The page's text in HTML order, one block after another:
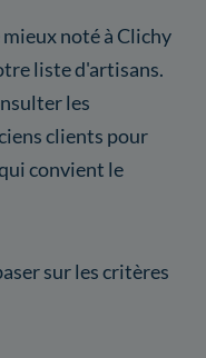
noté à Clichy
liste d'artisans.
les
clients pour
convient le
sur les critères